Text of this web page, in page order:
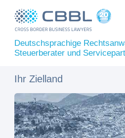
Deutschsprachige
Steuerberater und
Ihr Zielland